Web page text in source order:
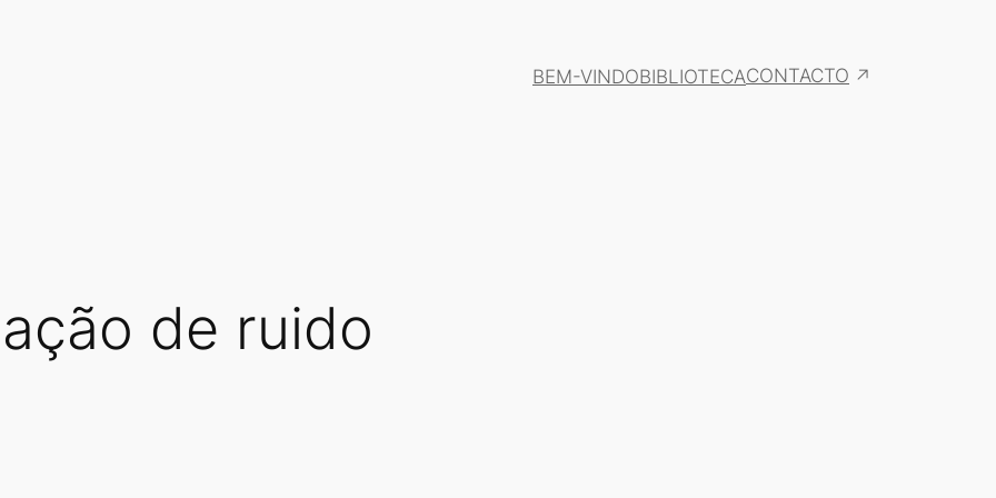
BEM-VINDOBIBLIOTECACONTACTO
de ruido